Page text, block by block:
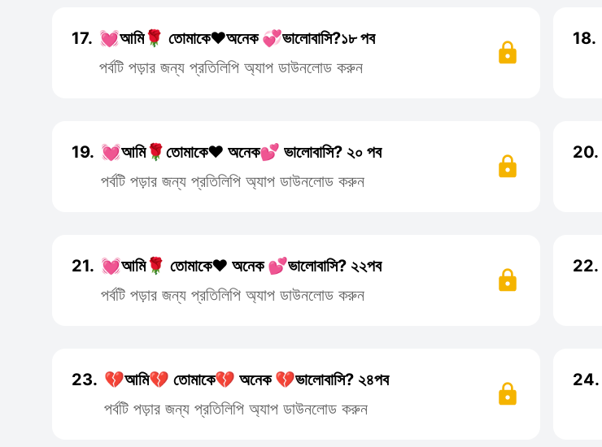
17. 💓আমি🌹 তোমাকে❤️অনেক 💞ভালোবাসি?১৮ পব
পর্বটি পড়ার জন্য প্রতিলিপি অ্যাপ ডাউনলোড করুন
18.
19. 💓আমি🌹তোমাকে❤️ অনেক💕 ভালোবাসি? ২০ পব
পর্বটি পড়ার জন্য প্রতিলিপি অ্যাপ ডাউনলোড করুন
20.
21. 💓আমি🌹 তোমাকে❤️ অনেক 💕ভালোবাসি? ২২পব
পর্বটি পড়ার জন্য প্রতিলিপি অ্যাপ ডাউনলোড করুন
22.
23. 💔আমি💔 তোমাকে💔 অনেক 💔ভালোবাসি? ২৪পব
পর্বটি পড়ার জন্য প্রতিলিপি অ্যাপ ডাউনলোড করুন
24.